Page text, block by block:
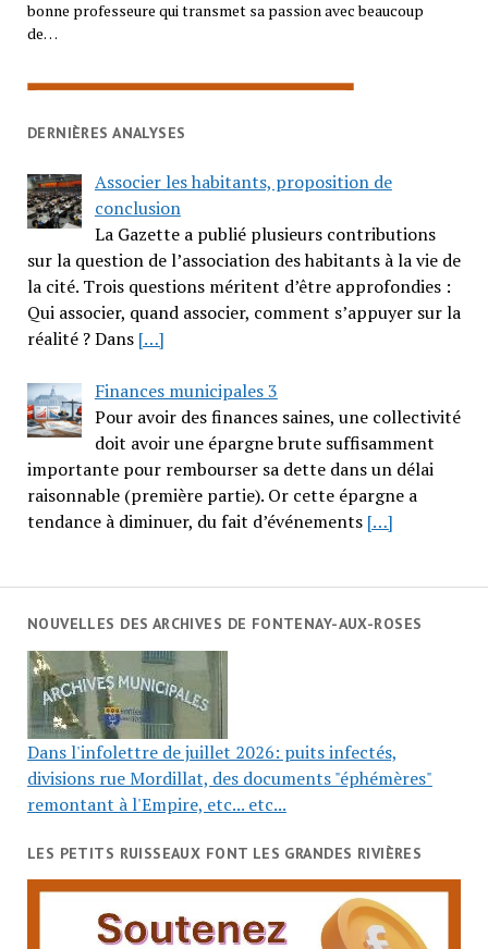
bonne professeure qui transmet sa passion avec beaucoup
de…
DERNIÈRES ANALYSES
Associer les habitants, proposition de
conclusion
La Gazette a publié plusieurs contributions
sur la question de l’association des habitants à la vie de
la cité. Trois questions méritent d’être approfondies :
Qui associer, quand associer, comment s’appuyer sur la
réalité ? Dans […]
Finances municipales 3
Pour avoir des finances saines, une collectivité
doit avoir une épargne brute suffisamment
importante pour rembourser sa dette dans un délai
raisonnable (première partie). Or cette épargne a
tendance à diminuer, du fait d’événements […]
NOUVELLES DES ARCHIVES DE FONTENAY-AUX-ROSES
Dans l'infolettre de juillet 2026: puits infectés,
divisions rue Mordillat, des documents "éphémères"
remontant à l'Empire, etc... etc...
LES PETITS RUISSEAUX FONT LES GRANDES RIVIÈRES